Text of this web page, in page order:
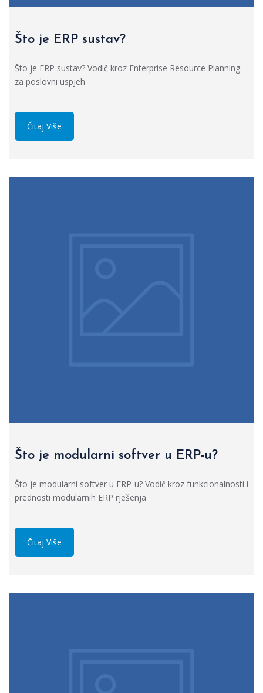
Što je ERP sustav?
Što je ERP sustav? Vodič kroz Enterprise Resource Planning
za poslovni uspjeh
Čitaj Više
Što je modularni softver u ERP-u?
Što je modularni softver u ERP-u? Vodič kroz funkcionalnosti i
prednosti modularnih ERP rješenja
Čitaj Više